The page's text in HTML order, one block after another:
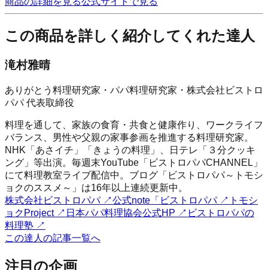
この商品を詳しく紹介してくれた達人
滝村雅晴
ありがとう料理研究家・パパ料理研究家・株式会社ビストロ
パパ 代表取締役
料理を通して、家族の食育・共食と健康作り、ワークライフ
バランス、男性や父親の家事参画を推進する料理研究家。
NHK「あさイチ」「きょうの料理」、日テレ「３分クッキ
ング」等出演。毎週末YouTube「ビストロパパCHANNEL」
にて料理教室ライブ配信中。ブログ「ビストロパパ～トモシ
ョクのススメ～」は16年以上連続更新中。
株式会社ビストロパパ ↗公式note「ビストロパパ ↗ トモシ
ョクProject ↗ 日本パパ料理協会公式HP ↗ ビストロパパの
料理塾 ↗
この達人の記事一覧へ
注目の企画